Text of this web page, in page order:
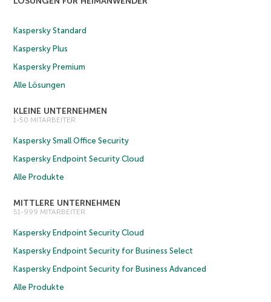
Kaspersky Standard
Kaspersky Plus
Kaspersky Premium
Alle Lösungen
KLEINE UNTERNEHMEN
1-50 MITARBEITER
Kaspersky Small Office Security
Kaspersky Endpoint Security Cloud
Alle Produkte
MITTLERE UNTERNEHMEN
51-999 MITARBEITER
Kaspersky Endpoint Security Cloud
Kaspersky Endpoint Security for Business Select
Kaspersky Endpoint Security for Business Advanced
Alle Produkte